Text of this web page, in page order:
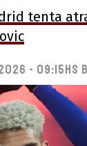
tenta
- 09:15hs